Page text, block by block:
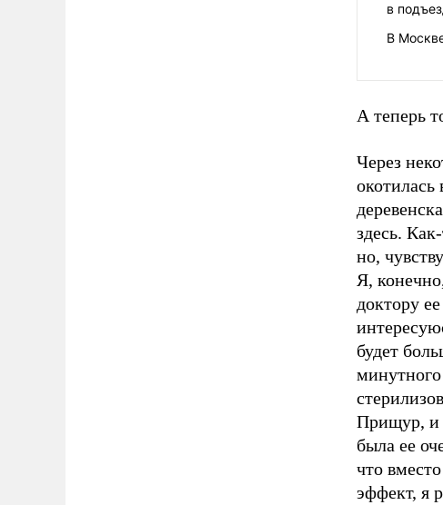
в
В
А теперь
Через
здесь.
но,
Я,
доктору
будет
Прищур, и
была ее
что
эффект, я